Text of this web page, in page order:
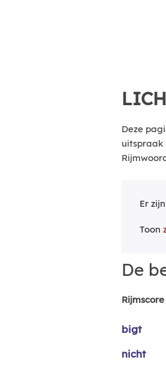
Deze
uitspraak
Er
Toon
De
Rijmscore
bigt
nicht